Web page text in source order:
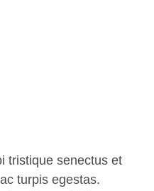
tristique senectus et
turpis egestas.